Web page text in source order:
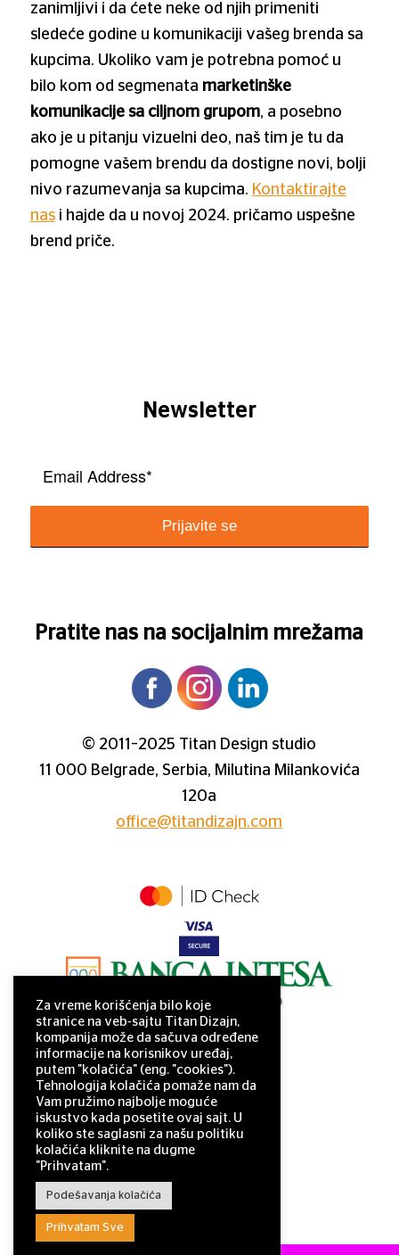
zanimljivi i da ćete neke od njih primeniti
sledeće godine u komunikaciji vašeg brenda sa
kupcima. Ukoliko vam je potrebna pomoć u
bilo kom od segmenata marketinške
komunikacije sa ciljnom grupom, a posebno
ako je u pitanju vizuelni deo, naš tim je tu da
pomogne vašem brendu da dostigne novi, bolji
nivo razumevanja sa kupcima. Kontaktirajte
nasi hajde da u novoj 2024. pričamo uspešne
brend priče.
Newsletter
Pratite nas na socijalnim mrežama
© 2011–2025 Titan Design studio
11 000 Belgrade, Serbia, Milutina Milankovića
120a
office@titandizajn.com
Za vreme korišćenja bilo koje
stranice na veb-sajtu Titan Dizajn,
kompanija može da sačuva određene
informacije na korisnikov uređaj,
putem "kolačića" (eng. "cookies").
Tehnologija kolačića pomaže nam da
Vam pružimo najbolje moguće
iskustvo kada posetite ovaj sajt. U
koliko ste saglasni za našu politiku
kolačića kliknite na dugme
"Prihvatam".
Podešavanja kolačića
Prihvatam Sve